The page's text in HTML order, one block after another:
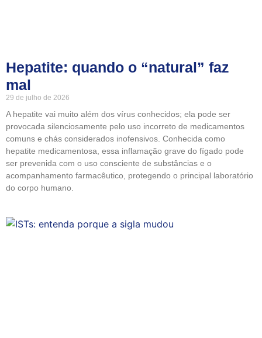
Hepatite: quando o “natural” faz
mal
29 de julho de 2026
A hepatite vai muito além dos vírus conhecidos; ela pode ser
provocada silenciosamente pelo uso incorreto de medicamentos
comuns e chás considerados inofensivos. Conhecida como
hepatite medicamentosa, essa inflamação grave do fígado pode
ser prevenida com o uso consciente de substâncias e o
acompanhamento farmacêutico, protegendo o principal laboratório
do corpo humano.